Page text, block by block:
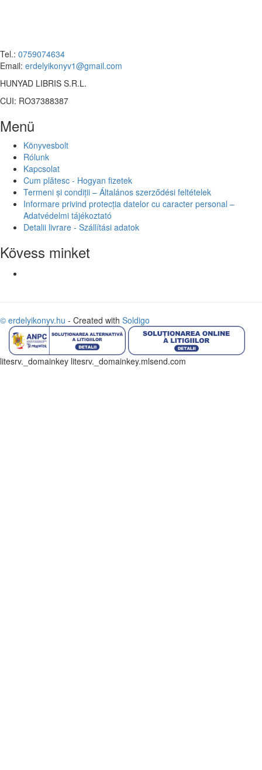
Tel.: 0759074634
Email: erdelyikonyv1@gmail.com
HUNYAD LIBRIS S.R.L.
CUI: RO37388387
Menü
Könyvesbolt
Rólunk
Kapcsolat
Cum plătesc - Hogyan fizetek
Termeni și condiții – Általános szerződési feltételek
Informare privind protecția datelor cu caracter personal –
Adatvédelmi tájékoztató
Detalii livrare - Szállítási adatok
Kövess minket
© erdelyikonyv.hu - Created with Soldigo
litesrv._domainkey litesrv._domainkey.mlsend.com